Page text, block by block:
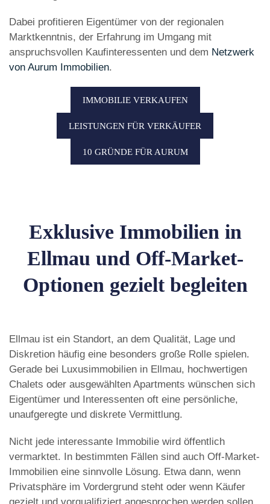
Dabei profitieren Eigentümer von der regionalen
Marktkenntnis, der Erfahrung im Umgang mit
anspruchsvollen Kaufinteressenten und dem Netzwerk
von Aurum Immobilien.
IMMOBILIE VERKAUFEN
LEISTUNGEN FÜR VERKÄUFER
10 GRÜNDE FÜR AURUM
Exklusive Immobilien in
Ellmau und Off-Market-
Optionen gezielt begleiten
Ellmau ist ein Standort, an dem Qualität, Lage und
Diskretion häufig eine besonders große Rolle spielen.
Gerade bei Luxusimmobilien in Ellmau, hochwertigen
Chalets oder ausgewählten Apartments wünschen sich
Eigentümer und Interessenten oft eine persönliche,
unaufgeregte und diskrete Vermittlung.
Nicht jede interessante Immobilie wird öffentlich
vermarktet. In bestimmten Fällen sind auch Off-Market-
Immobilien eine sinnvolle Lösung. Etwa dann, wenn
Privatsphäre im Vordergrund steht oder wenn Käufer